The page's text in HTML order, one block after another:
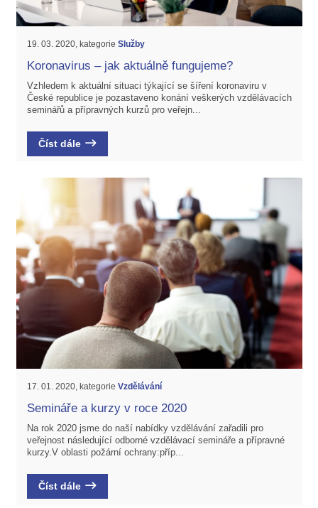
19. 03. 2020, kategorie Služby
Koronavirus – jak aktuálně fungujeme?
Vzhledem k aktuální situaci týkající se šíření koronaviru v
České republice je pozastaveno konání veškerých vzdělávacích
seminářů a přípravných kurzů pro veřejn...
Číst dále
17. 01. 2020, kategorie Vzdělávání
Semináře a kurzy v roce 2020
Na rok 2020 jsme do naší nabídky vzdělávání zařadili pro
veřejnost následující odborné vzdělávací semináře a přípravné
kurzy.V oblasti požární ochrany:příp...
Číst dále